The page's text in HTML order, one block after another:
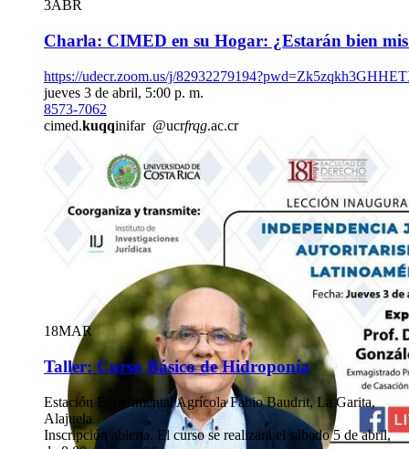
3ABR
Charla: CIMED en su Hogar: ¿Estarán bien
https://udecr.zoom.us/j/
jueves 3 de abril, 5:00 p. m.
8573-7062
cimed.kuqqinifar @ucrfrqg.ac.cr
18MAR
Taller: Curso Básico de Hidroponía
Estación Experimental Agrícola Fabio Baudrit, La Garita,
Alajuela
Inscripción abierta. El curso se realizará el sábado 5 de abril,